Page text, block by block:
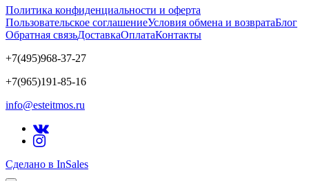
Политика конфиденциальности и оферта
Пользовательское соглашениеУсловия обмена и возвратаБлог
Обратная связьДоставкаОплатаКонтакты
+7(495)968-37-27
+7(965)191-85-16
info@esteitmos.ru
Сделано в InSales